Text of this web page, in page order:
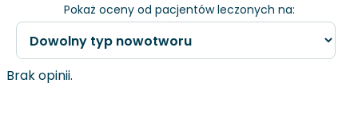
Pokaż oceny od pacjentów leczonych na:
Brak opinii.